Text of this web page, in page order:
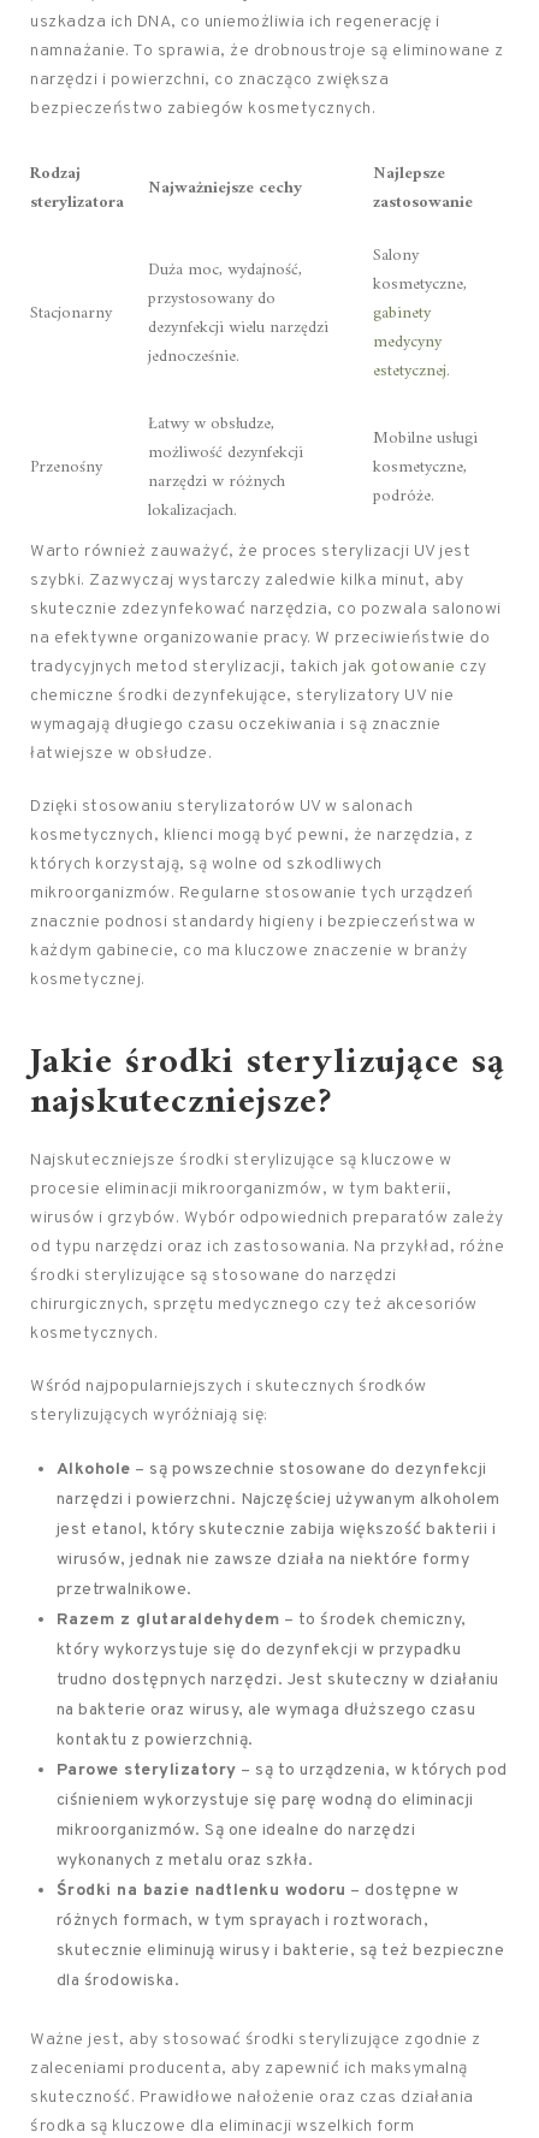
uszkadza ich DNA, co uniemożliwia ich regenerację i
namnażanie. To sprawia, że drobnoustroje są eliminowane z
narzędzi i powierzchni, co znacząco zwiększa
bezpieczeństwo zabiegów kosmetycznych.
Rodzaj
sterylizatora
Najważniejsze cechy
Najlepsze
zastosowanie
Stacjonarny
Duża moc, wydajność,
przystosowany do
dezynfekcji wielu narzędzi
jednocześnie.
Salony
kosmetyczne,
gabinety
medycyny
estetycznej.
Przenośny
Łatwy w obsłudze,
możliwość dezynfekcji
narzędzi w różnych
lokalizacjach.
Mobilne usługi
kosmetyczne,
podróże.
Warto również zauważyć, że proces sterylizacji UV jest
szybki. Zazwyczaj wystarczy zaledwie kilka minut, aby
skutecznie zdezynfekować narzędzia, co pozwala salonowi
na efektywne organizowanie pracy. W przeciwieństwie do
tradycyjnych metod sterylizacji, takich jak gotowanie czy
chemiczne środki dezynfekujące, sterylizatory UV nie
wymagają długiego czasu oczekiwania i są znacznie
łatwiejsze w obsłudze.
Dzięki stosowaniu sterylizatorów UV w salonach
kosmetycznych, klienci mogą być pewni, że narzędzia, z
których korzystają, są wolne od szkodliwych
mikroorganizmów. Regularne stosowanie tych urządzeń
znacznie podnosi standardy higieny i bezpieczeństwa w
każdym gabinecie, co ma kluczowe znaczenie w branży
kosmetycznej.
Jakie środki sterylizujące są
najskuteczniejsze?
Najskuteczniejsze środki sterylizujące są kluczowe w
procesie eliminacji mikroorganizmów, w tym bakterii,
wirusów i grzybów. Wybór odpowiednich preparatów zależy
od typu narzędzi oraz ich zastosowania. Na przykład, różne
środki sterylizujące są stosowane do narzędzi
chirurgicznych, sprzętu medycznego czy też akcesoriów
kosmetycznych.
Wśród najpopularniejszych i skutecznych środków
sterylizujących wyróżniają się:
Alkohole – są powszechnie stosowane do dezynfekcji
narzędzi i powierzchni. Najczęściej używanym alkoholem
jest etanol, który skutecznie zabija większość bakterii i
wirusów, jednak nie zawsze działa na niektóre formy
przetrwalnikowe.
Razem z glutaraldehydem – to środek chemiczny,
który wykorzystuje się do dezynfekcji w przypadku
trudno dostępnych narzędzi. Jest skuteczny w działaniu
na bakterie oraz wirusy, ale wymaga dłuższego czasu
kontaktu z powierzchnią.
Parowe sterylizatory – są to urządzenia, w których pod
ciśnieniem wykorzystuje się parę wodną do eliminacji
mikroorganizmów. Są one idealne do narzędzi
wykonanych z metalu oraz szkła.
Środki na bazie nadtlenku wodoru – dostępne w
różnych formach, w tym sprayach i roztworach,
skutecznie eliminują wirusy i bakterie, są też bezpieczne
dla środowiska.
Ważne jest, aby stosować środki sterylizujące zgodnie z
zaleceniami producenta, aby zapewnić ich maksymalną
skuteczność. Prawidłowe nałożenie oraz czas działania
środka są kluczowe dla eliminacji wszelkich form